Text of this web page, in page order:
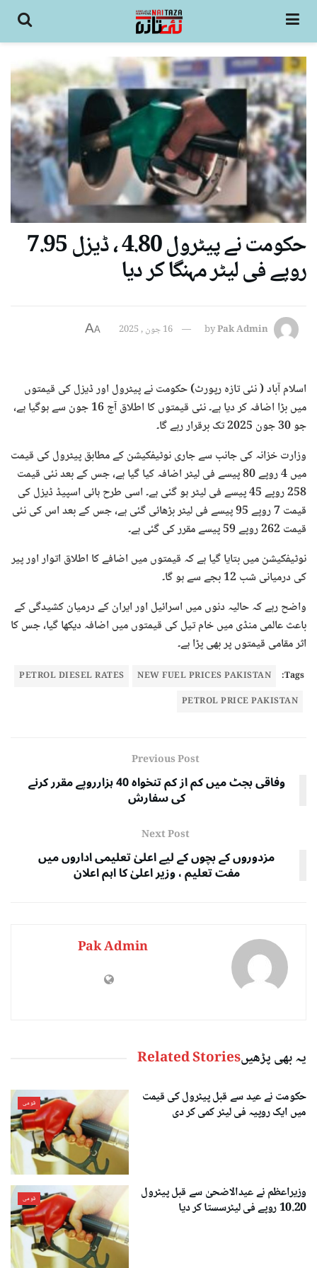
حکومت نے پیٹرول 4.80 ، ڈیزل 7.95
روپے فی لیٹر مہنگا کر دیا
byPak Admin 16 جون , 2025 A
A
اسلام آباد ( نئی تازہ رپورٹ) حکومت نے پیٹرول اور ڈیزل کی قیمتوں
میں بڑا اضافہ کر دیا ہے۔ نئی قیمتوں کا اطلاق آج 16 جون سے ہوگیا ہے،
جو 30 جون 2025 تک برقرار رہے گا۔
وزارت خزانہ کی جانب سے جاری نوٹیفکیشن کے مطابق پیٹرول کی قیمت
میں 4 روپے 80 پیسے فی لیٹر اضافہ کیا گیا ہے، جس کے بعد نئی قیمت
258 روپے 45 پیسے فی لیٹر ہو گئی ہے۔ اسی طرح ہائی اسپیڈ ڈیزل کی
قیمت 7 روپے 95 پیسے فی لیٹر بڑھائی گئی ہے، جس کے بعد اس کی نئی
قیمت 262 روپے 59 پیسے مقرر کی گئی ہے۔
نوٹیفکیشن میں بتایا گیا ہے کہ قیمتوں میں اضافے کا اطلاق اتوار اور پیر
کی درمیانی شب 12 بجے سے ہو گا۔
واضح رہے کہ حالیہ دنوں میں اسرائیل اور ایران کے درمیان کشیدگی کے
باعث عالمی منڈی میں خام تیل کی قیمتوں میں اضافہ دیکھا گیا، جس کا
اثر مقامی قیمتوں پر بھی پڑا ہے۔
Tags:
NEW FUEL PRICES PAKISTAN
PETROL DIESEL RATES
PETROL PRICE PAKISTAN
Previous Post
وفاقی بجٹ میں کم از کم تنخواہ 40 ہزارروپے مقرر کرنے
کی سفارش
Next Post
مزدوروں کے بچوں کے لیے اعلیٰ تعلیمی اداروں میں
مفت تعلیم ، وزیر اعلیٰ کا اہم اعلان
Pak Admin
یہ بھی پڑھیںRelated Stories
قومی
حکومت نے عید سے قبل پیٹرول کی قیمت
میں ایک روپیہ فی لیٹر کمی کر دی
قومی
وزیراعظم نے عیدالاضحیٰ سے قبل پیٹرول
10.20 روپے فی لیٹرسستا کر دیا